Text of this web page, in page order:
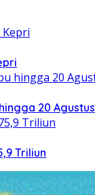
20 Agustus
Triliun